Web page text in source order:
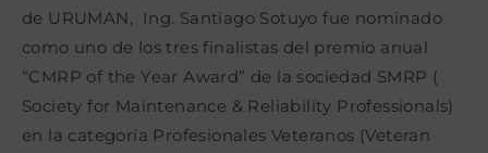
de URUMAN, Ing. Santiago Sotuyo fue nominado
como uno de los tres finalistas del premio anual
“CMRP of the Year Award” de la sociedad SMRP (
Society for Maintenance & Reliability Professionals)
en la categoría Profesionales Veteranos (Veteran